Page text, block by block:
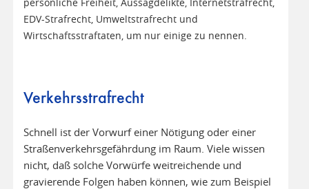
persönliche Freiheit, Aussagdelikte, Internetstrafrecht,
EDV-Strafrecht, Umweltstrafrecht und
Wirtschaftsstraftaten, um nur einige zu nennen.
Verkehrsstrafrecht
Schnell ist der Vorwurf einer Nötigung oder einer
Straßenverkehrsgefährdung im Raum. Viele wissen
nicht, daß solche Vorwürfe weitreichende und
gravierende Folgen haben können, wie zum Beispiel